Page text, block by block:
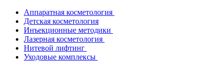
Аппаратная косметология
Детская косметология
Инъекционные методики
Лазерная косметология
Нитевой лифтинг
Уходовые комплексы